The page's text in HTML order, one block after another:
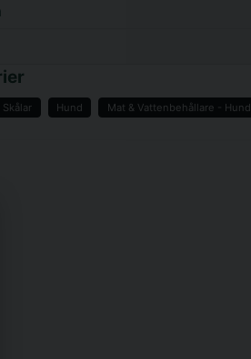
Skålar Hund Mat & Vattenbehållare - Hund